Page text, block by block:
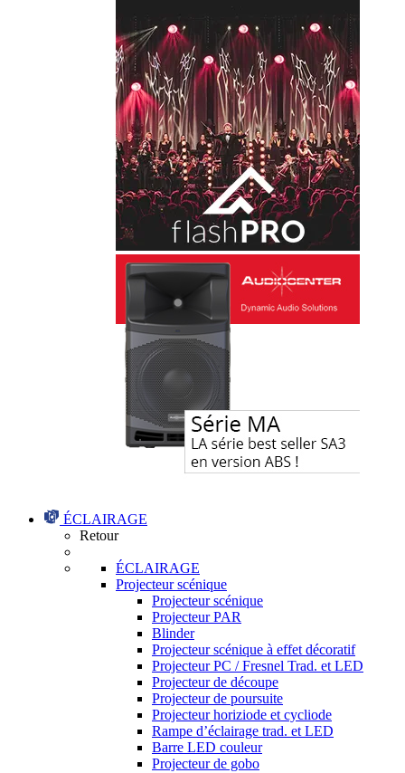
ÉCLAIRAGE
Retour
ÉCLAIRAGE
Projecteur scénique
Projecteur scénique
Projecteur PAR
Blinder
Projecteur scénique à effet décoratif
Projecteur PC / Fresnel Trad. et LED
Projecteur de découpe
Projecteur de poursuite
Projecteur horiziode et cycliode
Rampe d’éclairage trad. et LED
Barre LED couleur
Projecteur de gobo